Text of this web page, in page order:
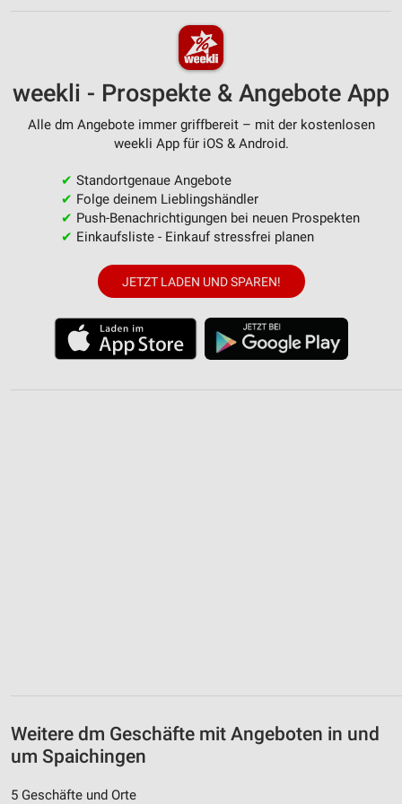
weekli - Prospekte & Angebote App
Alle dm Angebote immer griffbereit – mit der kostenlosen
weekli App für iOS & Android.
✔ Standortgenaue Angebote
✔ Folge deinem Lieblingshändler
✔ Push-Benachrichtigungen bei neuen Prospekten
✔ Einkaufsliste - Einkauf stressfrei planen
JETZT LADEN UND SPAREN!
Weitere dm Geschäfte mit Angeboten in und
um Spaichingen
5 Geschäfte und Orte